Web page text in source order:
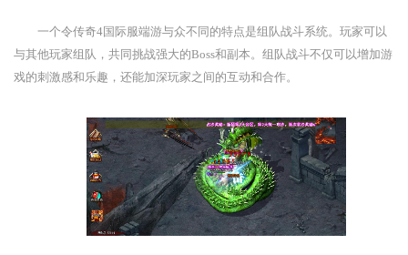
一个令传奇4国际服端游与众不同的特点是组队战斗系统。玩家可以
与其他玩家组队，共同挑战强大的Boss和副本。组队战斗不仅可以增加游
戏的刺激感和乐趣，还能加深玩家之间的互动和合作。